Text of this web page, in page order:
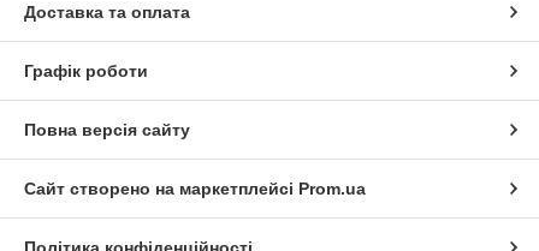
Доставка та оплата
Графік роботи
Повна версія сайту
Сайт створено на маркетплейсі Prom.ua
Політика конфіденційності